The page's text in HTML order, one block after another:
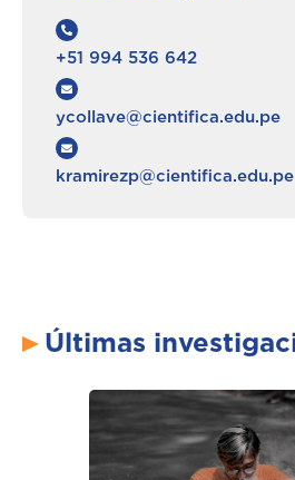
+51 994 536 642
ycollave@cientifica.edu.pe
kramirezp@cientifica.edu.pe
Últimas